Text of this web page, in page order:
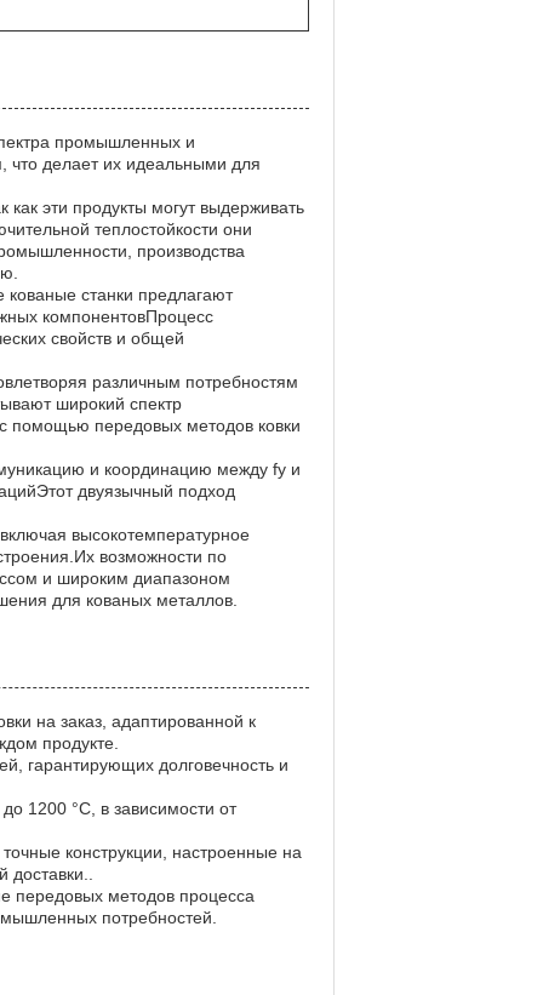
промышленных и
что делает их идеальными для
эти продукты могут выдерживать
теплостойкости они
производства
кованые станки предлагают
компонентовПроцесс
свойств и общей
различным потребностям
широкий спектр
помощью передовых методов ковки
и координацию между fy и
двуязычный подход
высокотемпературное
возможности по
и широким диапазоном
для кованых металлов.
на заказ, адаптированной к
продукте.
гарантирующих долговечность и
1200 °C, в зависимости от
конструкции, настроенные на
передовых методов процесса
потребностей.